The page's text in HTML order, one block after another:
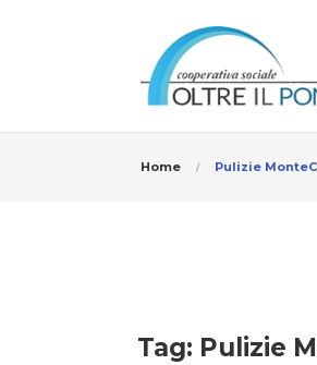
Home Pulizie
Tag: Pulizie